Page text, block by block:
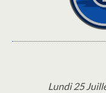
Lundi 25